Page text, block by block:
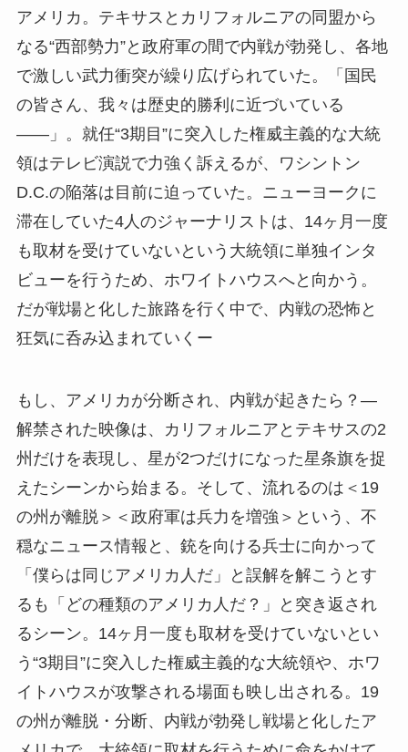
アメリカ。テキサスとカリフォルニアの同盟から
なる“西部勢力”と政府軍の間で内戦が勃発し、各地
で激しい武力衝突が繰り広げられていた。「国民
の皆さん、我々は歴史的勝利に近づいている
――」。就任“3期目”に突入した権威主義的な大統
領はテレビ演説で力強く訴えるが、ワシントン
D.C.の陥落は目前に迫っていた。ニューヨークに
滞在していた4人のジャーナリストは、14ヶ月一度
も取材を受けていないという大統領に単独インタ
ビューを行うため、ホワイトハウスへと向かう。
だが戦場と化した旅路を行く中で、内戦の恐怖と
狂気に呑み込まれていくー
もし、アメリカが分断され、内戦が起きたら？―
解禁された映像は、カリフォルニアとテキサスの2
州だけを表現し、星が2つだけになった星条旗を捉
えたシーンから始まる。そして、流れるのは＜19
の州が離脱＞＜政府軍は兵力を増強＞という、不
穏なニュース情報と、銃を向ける兵士に向かって
「僕らは同じアメリカ人だ」と誤解を解こうとす
るも「どの種類のアメリカ人だ？」と突き返され
るシーン。14ヶ月一度も取材を受けていないとい
う“3期目”に突入した権威主義的な大統領や、ホワ
イトハウスが攻撃される場面も映し出される。19
の州が離脱・分断、内戦が勃発し戦場と化したア